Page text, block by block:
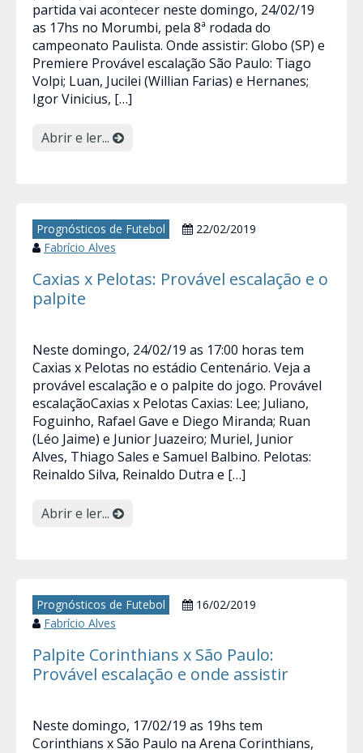
partida vai acontecer neste domingo, 24/02/19
as 17hs no Morumbi, pela 8ª rodada do
campeonato Paulista. Onde assistir: Globo (SP) e
Premiere Provável escalação São Paulo: Tiago
Volpi; Luan, Jucilei (Willian Farias) e Hernanes;
Igor Vinicius, […]
Abrir e ler...
Prognósticos de Futebol
22/02/2019
Fabrício Alves
Caxias x Pelotas: Provável escalação e o
palpite
Neste domingo, 24/02/19 as 17:00 horas tem
Caxias x Pelotas no estádio Centenário. Veja a
provável escalação e o palpite do jogo. Provável
escalaçãoCaxias x Pelotas Caxias: Lee; Juliano,
Foguinho, Rafael Gave e Diego Miranda; Ruan
(Léo Jaime) e Junior Juazeiro; Muriel, Junior
Alves, Thiago Sales e Samuel Balbino. Pelotas:
Reinaldo Silva, Reinaldo Dutra e […]
Abrir e ler...
Prognósticos de Futebol
16/02/2019
Fabrício Alves
Palpite Corinthians x São Paulo:
Provável escalação e onde assistir
Neste domingo, 17/02/19 as 19hs tem
Corinthians x São Paulo na Arena Corinthians,